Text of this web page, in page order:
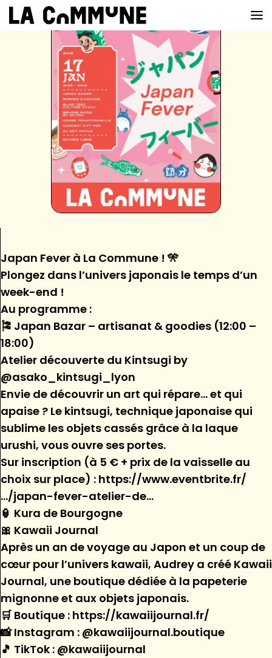
VOIR LA CARTE
CHEFS
PROG’
BAR
PRIVATISER
RESERVER
Japan Fever à La Commune ! 🎌
Plongez dans l’univers japonais le temps d’un
week-end !
Au programme :
🎏 Japan Bazar – artisanat & goodies (12:00 –
18:00)
Atelier découverte du Kintsugi by
@asako_kintsugi_lyon
Envie de découvrir un art qui répare… et qui
apaise ? Le kintsugi, technique japonaise qui
sublime les objets cassés grâce à la laque
urushi, vous ouvre ses portes.
Sur inscription (à 5 € + prix de la vaisselle au
choix sur place) : https://www.eventbrite.fr/
…/japan-fever-atelier-de…
🏮 Kura de Bourgogne
🎀 Kawaii Journal
Après un an de voyage au Japon et un coup de
cœur pour l’univers kawaii, Audrey a créé Kawaii
Journal, une boutique dédiée à la papeterie
mignonne et aux objets japonais.
🛒 Boutique : https://kawaiijournal.fr/
📸 Instagram : @kawaiijournal.boutique
🎵 TikTok : @kawaiijournal